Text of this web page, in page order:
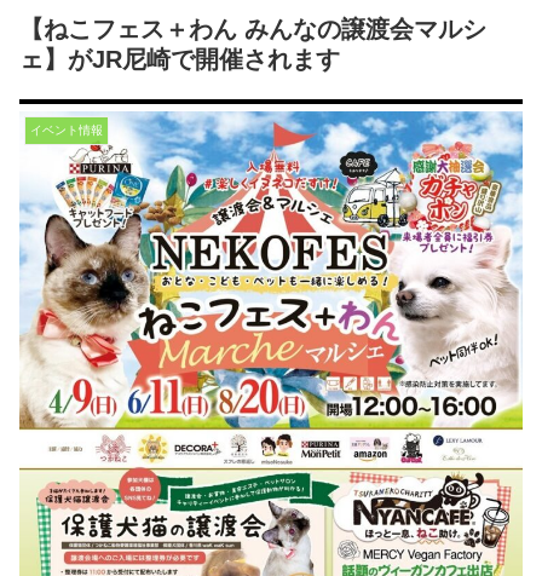
【ねこフェス＋わん みんなの譲渡会マルシ
ェ】がJR尼崎で開催されます
イベント情報